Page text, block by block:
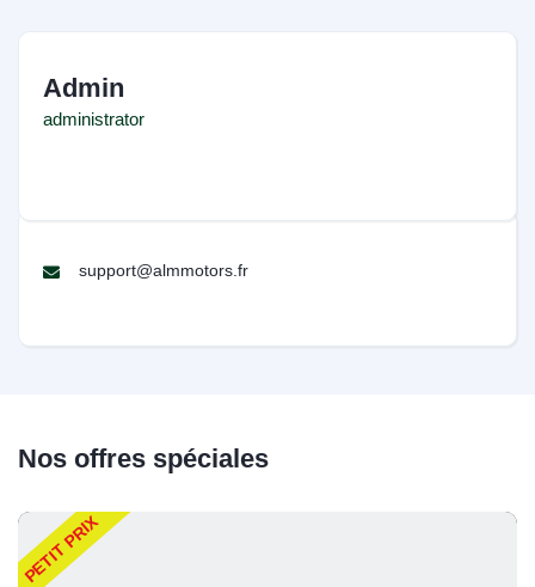
Admin
administrator
support@almmotors.fr
Nos offres spéciales
PETIT PRIX